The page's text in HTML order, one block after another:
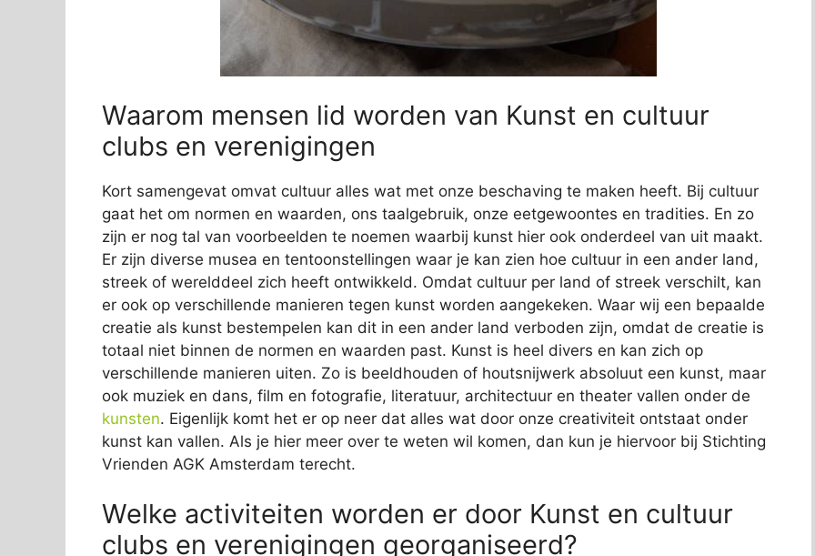
Waarom mensen lid worden van Kunst en cultuur
clubs en verenigingen
Kort samengevat omvat cultuur alles wat met onze beschaving te maken heeft. Bij cultuur
gaat het om normen en waarden, ons taalgebruik, onze eetgewoontes en tradities. En zo
zijn er nog tal van voorbeelden te noemen waarbij kunst hier ook onderdeel van uit maakt.
Er zijn diverse musea en tentoonstellingen waar je kan zien hoe cultuur in een ander land,
streek of werelddeel zich heeft ontwikkeld. Omdat cultuur per land of streek verschilt, kan
er ook op verschillende manieren tegen kunst worden aangekeken. Waar wij een bepaalde
creatie als kunst bestempelen kan dit in een ander land verboden zijn, omdat de creatie is
totaal niet binnen de normen en waarden past. Kunst is heel divers en kan zich op
verschillende manieren uiten. Zo is beeldhouden of houtsnijwerk absoluut een kunst, maar
ook muziek en dans, film en fotografie, literatuur, architectuur en theater vallen onder de
kunsten. Eigenlijk komt het er op neer dat alles wat door onze creativiteit ontstaat onder
kunst kan vallen. Als je hier meer over te weten wil komen, dan kun je hiervoor bij Stichting
Vrienden AGK Amsterdam terecht.
Welke activiteiten worden er door Kunst en cultuur
clubs en verenigingen georganiseerd?